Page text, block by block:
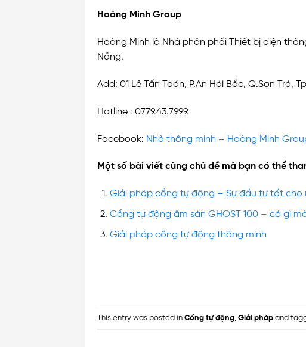
Hoàng Minh Group
Hoàng Minh là Nhà phân phối Thiết bị điện
Nẵng.
Add: 01 Lê Tấn Toán, P.An Hải Bắc, Q.Sơn Trà,
Hotline : 0779.43.7999.
Facebook: Nhà thông minh – Hoàng Minh
Một số bài viết cùng chủ đề mà bạn có thể
Giải pháp cổng tự động – Sự đầu tư tốt cho
Cổng tự động âm sàn GHOST 100 – có gì
Giải pháp cổng tự động thông minh
This entry was posted in Cổng tự động, Giải phápand